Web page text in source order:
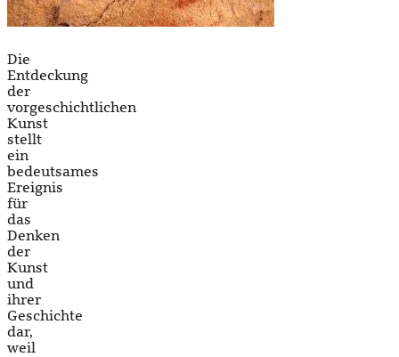
Die
Entdeckung
der
vorgeschichtlichen
Kunst
stellt
ein
bedeutsames
Ereignis
für
das
Denken
der
Kunst
und
ihrer
Geschichte
dar,
weil